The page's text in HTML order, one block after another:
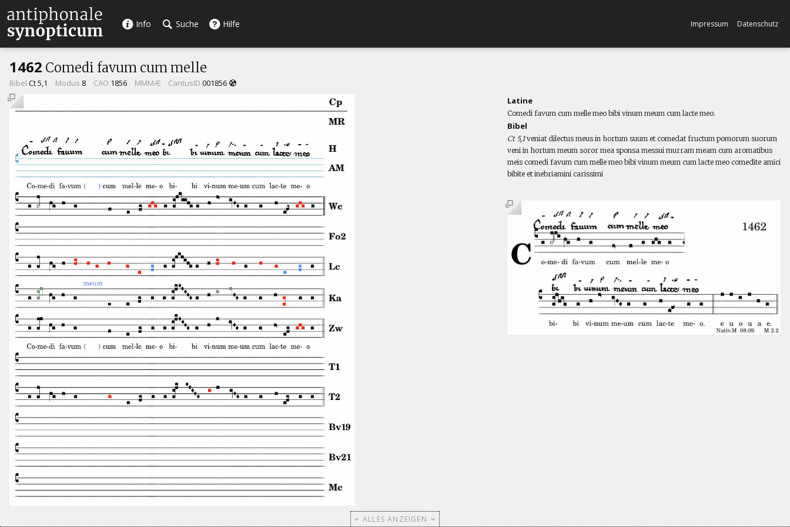
Info Suche Hilfe Impressum Datenschutz
1462 Comedi favum cum melle
Bibel Ct 5,1 Modus 8 CAO 1856 MMMÆ CantusID 001856
Latine
Comedi favum cum melle meo bibi vinum meum cum lacte meo.
Bibel
Ct 5,1veniat dilectus meus in hortum suum et comedat fructum pomorum suorum
veni in hortum meum soror mea sponsa messui murram meam cum aromatibus
meis comedi favum cum melle meo bibi vinum meum cum lacte meo comedite amici
bibite et inebriamini carissimi
ALLES ANZEIGEN